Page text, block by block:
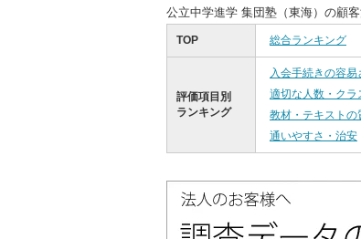
公立中学進学 集団塾（東海）の顧
TOP 総合ランキング
評価項目別
ランキング
入会手続きの容易
適切な人数・クラ
教材・テキストの
通いやすさ・治安